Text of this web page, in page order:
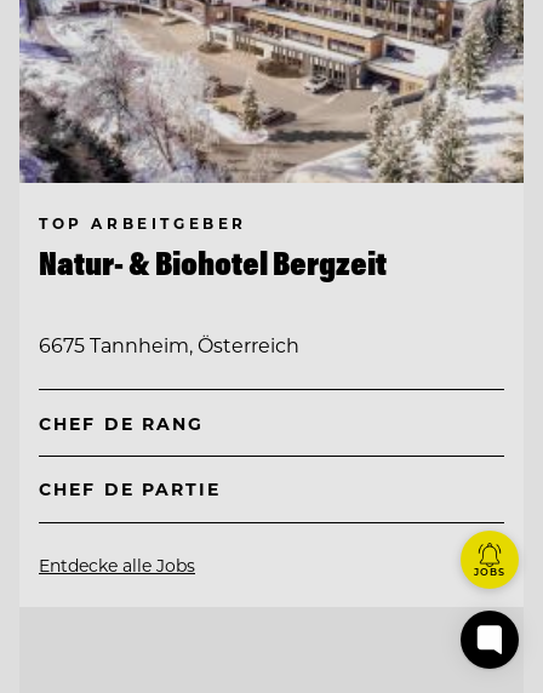
TOP ARBEITGEBER
Natur- & Biohotel Bergzeit
6675 Tannheim, Österreich
CHEF DE RANG
CHEF DE PARTIE
Entdecke alle Jobs JOBS